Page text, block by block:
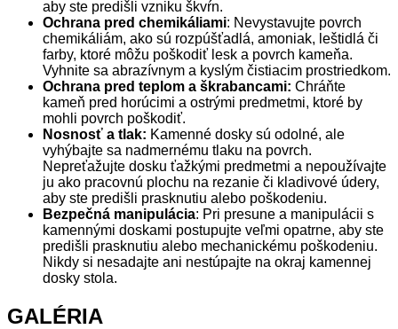
aby ste predišli vzniku škvŕn.
Ochrana pred chemikáliami: Nevystavujte povrch
chemikáliám, ako sú rozpúšťadlá, amoniak, leštidlá či
farby, ktoré môžu poškodiť lesk a povrch kameňa.
Vyhnite sa abrazívnym a kyslým čistiacim prostriedkom.
Ochrana pred teplom a škrabancami: Chráňte
kameň pred horúcimi a ostrými predmetmi, ktoré by
mohli povrch poškodiť.
Nosnosť a tlak: Kamenné dosky sú odolné, ale
vyhýbajte sa nadmernému tlaku na povrch.
Nepreťažujte dosku ťažkými predmetmi a nepoužívajte
ju ako pracovnú plochu na rezanie či kladivové údery,
aby ste predišli prasknutiu alebo poškodeniu.
Bezpečná manipulácia: Pri presune a manipulácii s
kamennými doskami postupujte veľmi opatrne, aby ste
predišli prasknutiu alebo mechanickému poškodeniu.
Nikdy si nesadajte ani nestúpajte na okraj kamennej
dosky stola.
GALÉRIA